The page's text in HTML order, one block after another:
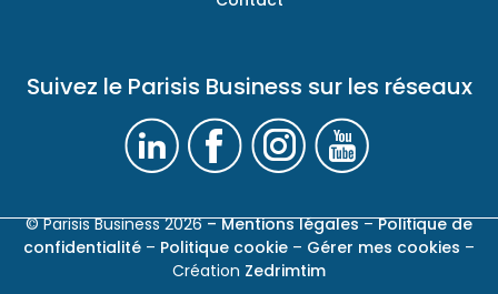
Suivez le Parisis Business sur les réseaux
© Parisis Business 2026– Mentions légales–Politique de
confidentialité – Politique cookie – Gérer mes cookies –
Création Zedrimtim